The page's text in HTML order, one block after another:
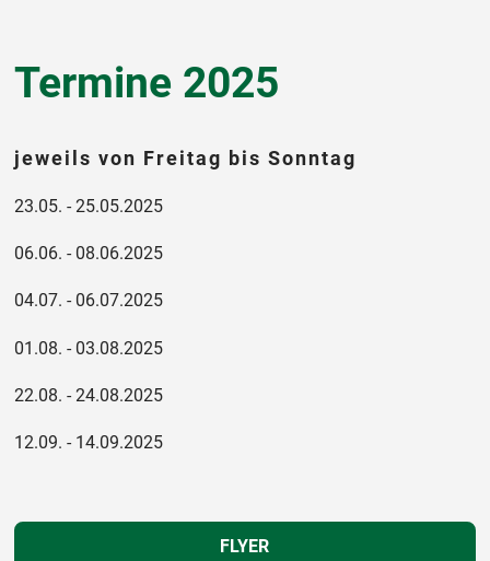
Termine 2025
jeweils von Freitag bis Sonntag
23.05. - 25.05.2025
06.06. - 08.06.2025
04.07. - 06.07.2025
01.08. - 03.08.2025
22.08. - 24.08.2025
12.09. - 14.09.2025
FLYER